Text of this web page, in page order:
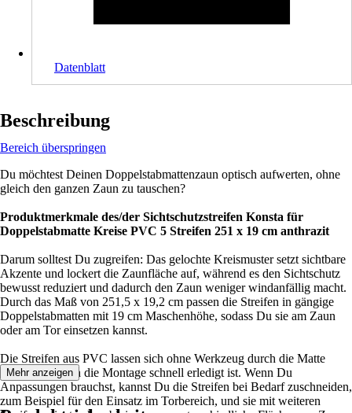
Datenblatt
Beschreibung
Bereich überspringen
Du möchtest Deinen Doppelstabmattenzaun optisch aufwerten, ohne
gleich den ganzen Zaun zu tauschen?
Produktmerkmale des/der Sichtschutzstreifen Konsta für
Doppelstabmatte Kreise PVC 5 Streifen 251 x 19 cm anthrazit
Darum solltest Du zugreifen: Das gelochte Kreismuster setzt sichtbare
Akzente und lockert die Zaunfläche auf, während es den Sichtschutz
bewusst reduziert und dadurch den Zaun weniger windanfällig macht.
Durch das Maß von 251,5 x 19,2 cm passen die Streifen in gängige
Doppelstabmatten mit 19 cm Maschenhöhe, sodass Du sie am Zaun
oder am Tor einsetzen kannst.
Die Streifen aus PVC lassen sich ohne Werkzeug durch die Matte
fädeln, wodurch die Montage schnell erledigt ist. Wenn Du
Anpassungen brauchst, kannst Du die Streifen bei Bedarf zuschneiden,
zum Beispiel für den Einsatz im Torbereich, und sie mit weiteren
Mehr anzeigen